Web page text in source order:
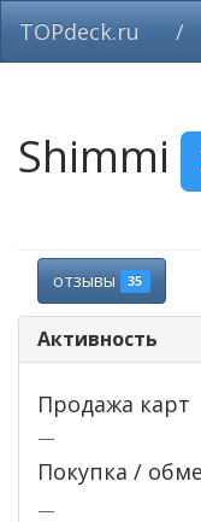
TOPdeck.ru /
Shimmi
отзывы 35
Активность
Продажа карт
—
Покупка /
—